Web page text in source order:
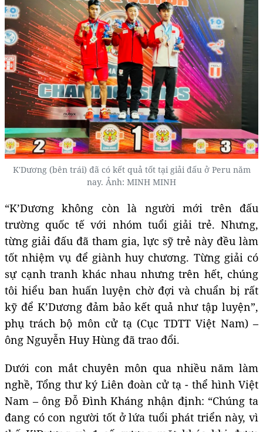
K'Dương (bên trái) đã có kết quả tốt tại giải đấu ở Peru năm
nay. Ảnh: MINH MINH
“K’Dương không còn là người mới trên đấu
trường quốc tế với nhóm tuổi giải trẻ. Nhưng,
từng giải đấu đã tham gia, lực sỹ trẻ này đều làm
tốt nhiệm vụ để giành huy chương. Từng giải có
sự cạnh tranh khác nhau nhưng trên hết, chúng
tôi hiểu ban huấn luyện chờ đợi và chuẩn bị rất
kỹ để K’Dương đảm bảo kết quả như tập luyện”,
phụ trách bộ môn cử tạ (Cục TDTT Việt Nam) –
ông Nguyễn Huy Hùng đã trao đổi.
Dưới con mắt chuyên môn qua nhiều năm làm
nghề, Tổng thư ký Liên đoàn cử tạ - thể hình Việt
Nam – ông Đỗ Đình Kháng nhận định: “Chúng ta
đang có con người tốt ở lứa tuổi phát triển này, vì